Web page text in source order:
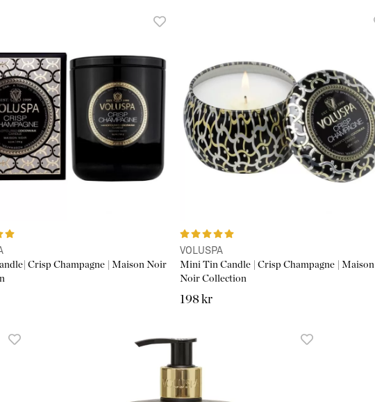
Crisp Champagne | Maison Noir
VOLUSPA
Mini Tin Candle | Crisp Champagne | Maison
Noir Collection
198 kr